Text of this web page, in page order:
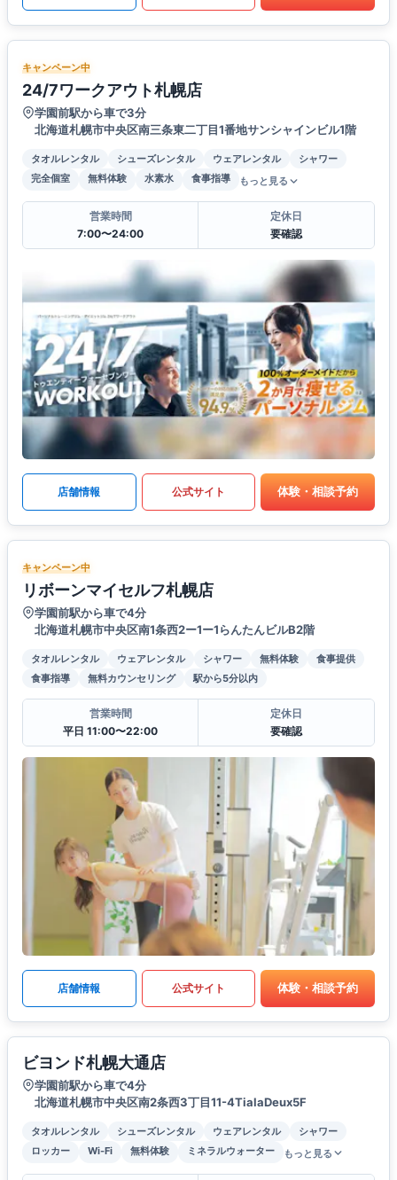
キャンペーン中
24/7ワークアウト札幌店
学園前駅から車で3分
北海道札幌市中央区南三条東二丁目1番地サンシャインビル1階
タオルレンタル シューズレンタル ウェアレンタル
シャワー
完全個室
無料体験 水素水 食事指導 もっと見る
営業時間
7:00〜24:00
定休日
要確認
店舗情報 公式サイト 体験・相談予約
キャンペーン中
リボーンマイセルフ札幌店
学園前駅から車で4分
北海道札幌市中央区南1条西2ー1ー1らんたんビルB2階
タオルレンタル ウェアレンタル シャワー 無料体験
食事提供
食事指導
無料カウンセリング 駅から5分以内
営業時間
平日 11:00〜22:00
定休日
要確認
店舗情報 公式サイト 体験・相談予約
ビヨンド札幌大通店
学園前駅から車で4分
北海道札幌市中央区南2条西3丁目11-4TialaDeux5F
タオルレンタル シューズレンタル ウェアレンタル
シャワー
ロッカー
Wi-Fi 無料体験 ミネラルウォーター もっと見る